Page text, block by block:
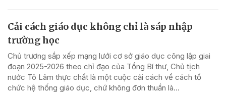
Cải cách giáo dục không chỉ là sáp nhập
trường học
Chủ trương sắp xếp mạng lưới cơ sở giáo dục công lập giai
đoạn 2025-2026 theo chỉ đạo của Tổng Bí thư, Chủ tịch
nước Tô Lâm thực chất là một cuộc cải cách về cách tổ
chức hệ thống giáo dục, chứ không đơn thuần là...